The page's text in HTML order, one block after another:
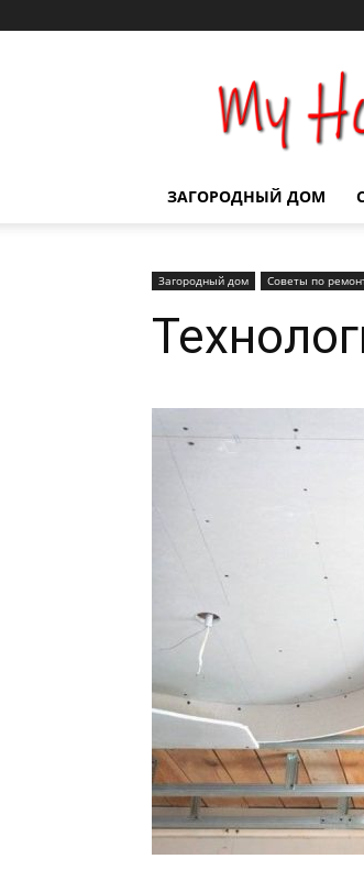
ЗАГОРОДНЫЙ ДОМ
Загородный дом Советы по